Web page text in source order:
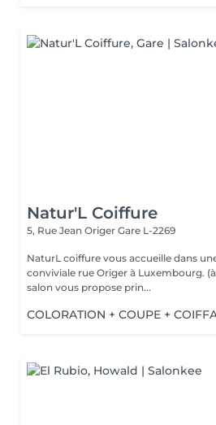
Natur'L Coiffure
5, Rue Jean Origer Gare L-2269
NaturL coiffure vous accueille dans
conviviale rue Origer à Luxembourg. (à 5
salon vous propose prin...
COLORATION + COUPE +